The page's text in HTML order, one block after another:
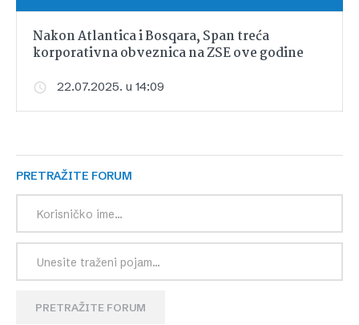
Nakon Atlantica i Bosqara, Span treća
korporativna obveznica na ZSE ove godine
22.07.2025. u 14:09
PRETRAŽITE FORUM
PRETRAŽITE FORUM